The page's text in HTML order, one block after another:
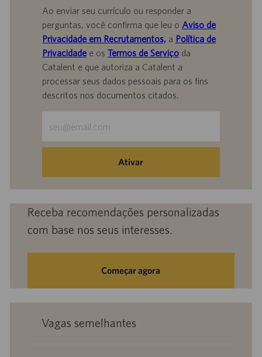
Ao enviar seu currículo ou responder a
perguntas, você confirma que leu o Aviso de
Privacidade em Recrutamentos,a Política de
Privacidadee os Termos de Serviçoda
Catalent e que autoriza a Catalent a
processar seus dados pessoais para os fins
descritos nos documentos citados.
endereço
mail
(obrigatório)
Ativar
Receba recomendações personalizadas
com base nos seus interesses.
Começar agora
Vagas semelhantes